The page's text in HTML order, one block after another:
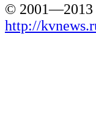
©
http://